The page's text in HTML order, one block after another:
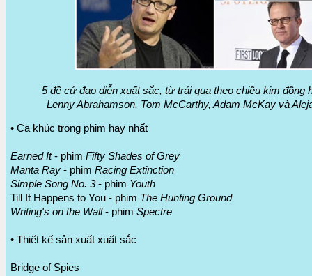
5 đề cử đạo diễn xuất sắc, từ trái qua theo chiều kim đồng
Lenny Abrahamson, Tom McCarthy, Adam McKay và
• Ca khúc trong phim hay nhất
Earned It- phim Fifty Shades of Grey
Manta Ray - phim Racing Extinction
Simple Song No. 3- phim Youth
Till It Happens to You - phim The Hunting Ground
Writing's on the Wall- phim Spectre
• Thiết kế sản xuất xuất sắc
Bridge of Spies